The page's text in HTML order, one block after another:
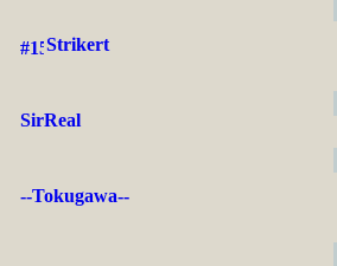
Strikert
SirReal
--Tokugawa--